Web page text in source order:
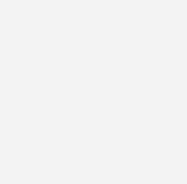
Parkhäuser, Fußgängerbrücken oder
Natur bebaute Fläche effektiv und
nicht nur das Bedürfnis nach
sondern leisten als natürlicher
wichtigen Beitrag für ein besseres
Sauerstoff, binden Feinstaub und filtern
aus der Luft. Das von ihnen
wird durch die Blätter wieder abgegeben,
Verdunstungskälte im Sommer zur
Pflanzen absorbieren Schall und reduzieren